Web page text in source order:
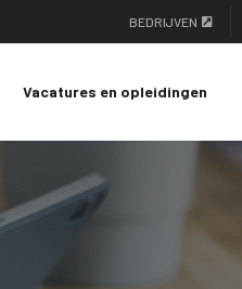
BEDRIJVEN
Vacatures en opleidingen